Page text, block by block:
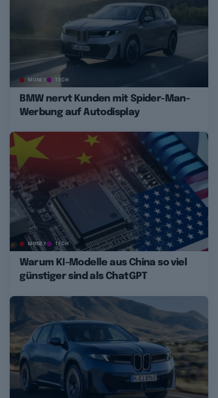
MONEY TECH
BMW nervt Kunden mit Spider-Man-
Werbung auf Autodisplay
MONEY TECH
Warum KI-Modelle aus China so viel
günstiger sind als ChatGPT